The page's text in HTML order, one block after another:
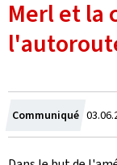
Merl et la
Communiqué Crée
le